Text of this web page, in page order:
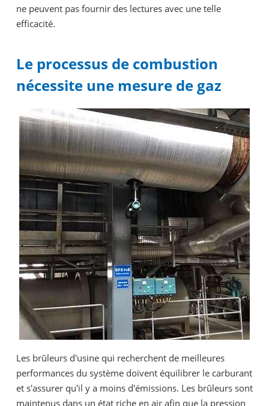
ne peuvent pas fournir des lectures avec une telle
efficacité.
Le processus de combustion
nécessite une mesure de gaz
Les brûleurs d'usine qui recherchent de meilleures
performances du système doivent équilibrer le carburant
et s'assurer qu'il y a moins d'émissions. Les brûleurs sont
maintenus dans un état riche en air afin que la pression